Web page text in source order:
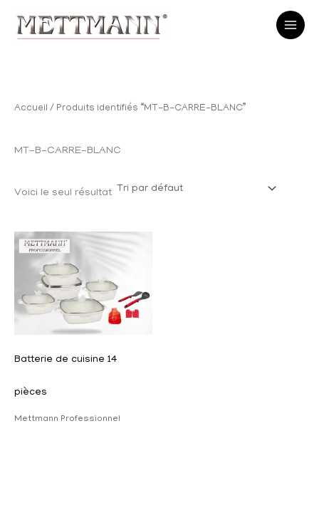
Aller
e
r
h
p
u
Accueil / Produits identifiés “MT-B-CARRE-BLANC”
MT-B-CARRE-BLANC
Voici le seul résultat
Batterie de cuisine 14
pièces
Mettmann Professionnel